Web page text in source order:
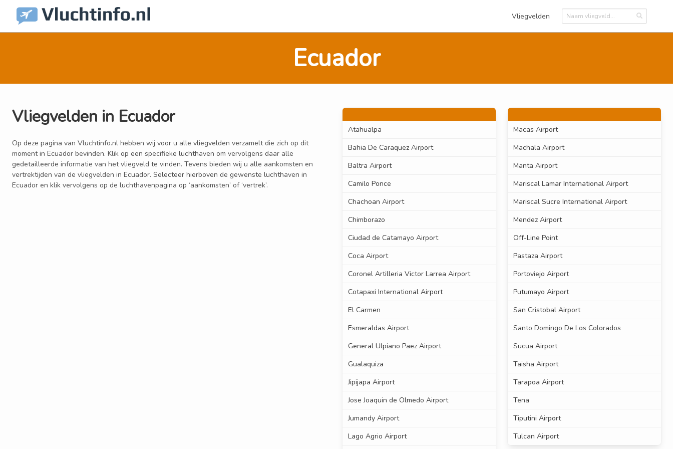
Vliegvelden
Ecuador
Vliegvelden in Ecuador
Op deze pagina van Vluchtinfo.nl hebben wij voor u alle vliegvelden verzamelt die zich op dit
moment in Ecuador bevinden. Klik op een specifieke luchthaven om vervolgens daar alle
gedetailleerde informatie van het vliegveld te vinden. Tevens bieden wij u alle aankomsten en
vertrektijden van de vliegvelden in Ecuador. Selecteer hierboven de gewenste luchthaven in
Ecuador en klik vervolgens op de luchthavenpagina op ‘aankomsten’ of ‘vertrek’.
Atahualpa
Bahia De Caraquez Airport
Baltra Airport
Camilo Ponce
Chachoan Airport
Chimborazo
Ciudad de Catamayo Airport
Coca Airport
Coronel Artilleria Victor Larrea Airport
Cotapaxi International Airport
El Carmen
Esmeraldas Airport
General Ulpiano Paez Airport
Gualaquiza
Jipijapa Airport
Jose Joaquin de Olmedo Airport
Jumandy Airport
Lago Agrio Airport
Macas Airport
Machala Airport
Manta Airport
Mariscal Lamar International Airport
Mariscal Sucre International Airport
Mendez Airport
Off-Line Point
Pastaza Airport
Portoviejo Airport
Putumayo Airport
San Cristobal Airport
Santo Domingo De Los Colorados
Sucua Airport
Taisha Airport
Tarapoa Airport
Tena
Tiputini Airport
Tulcan Airport